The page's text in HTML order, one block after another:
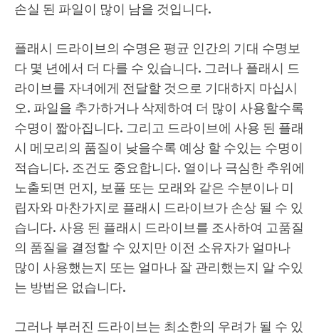
손실 된 파일이 많이 남을 것입니다.
플래시 드라이브의 수명은 평균 인간의 기대 수명보
다 몇 년에서 더 다를 수 있습니다. 그러나 플래시 드
라이브를 자녀에게 전달할 것으로 기대하지 마십시
오. 파일을 추가하거나 삭제하여 더 많이 사용할수록
수명이 짧아집니다. 그리고 드라이브에 사용 된 플래
시 메모리의 품질이 낮을수록 예상 할 수있는 수명이
적습니다. 조건도 중요합니다. 열이나 극심한 추위에
노출되면 먼지, 보풀 또는 모래와 같은 수분이나 미
립자와 마찬가지로 플래시 드라이브가 손상 될 수 있
습니다. 사용 된 플래시 드라이브를 조사하여 고품질
의 품질을 결정할 수 있지만 이전 소유자가 얼마나
많이 사용했는지 또는 얼마나 잘 관리했는지 알 수있
는 방법은 없습니다.
그러나 부러진 드라이브는 최소한의 우려가 될 수 있